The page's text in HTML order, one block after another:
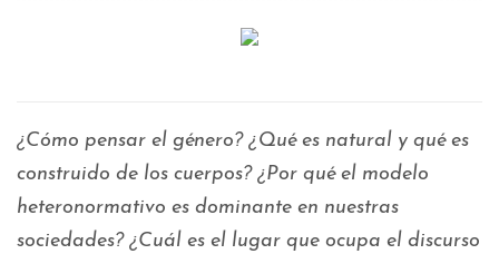
¿Cómo pensar el género? ¿Qué es natural y qué es
construido de los cuerpos? ¿Por qué el modelo
heteronormativo es dominante en nuestras
sociedades? ¿Cuál es el lugar que ocupa el discurso